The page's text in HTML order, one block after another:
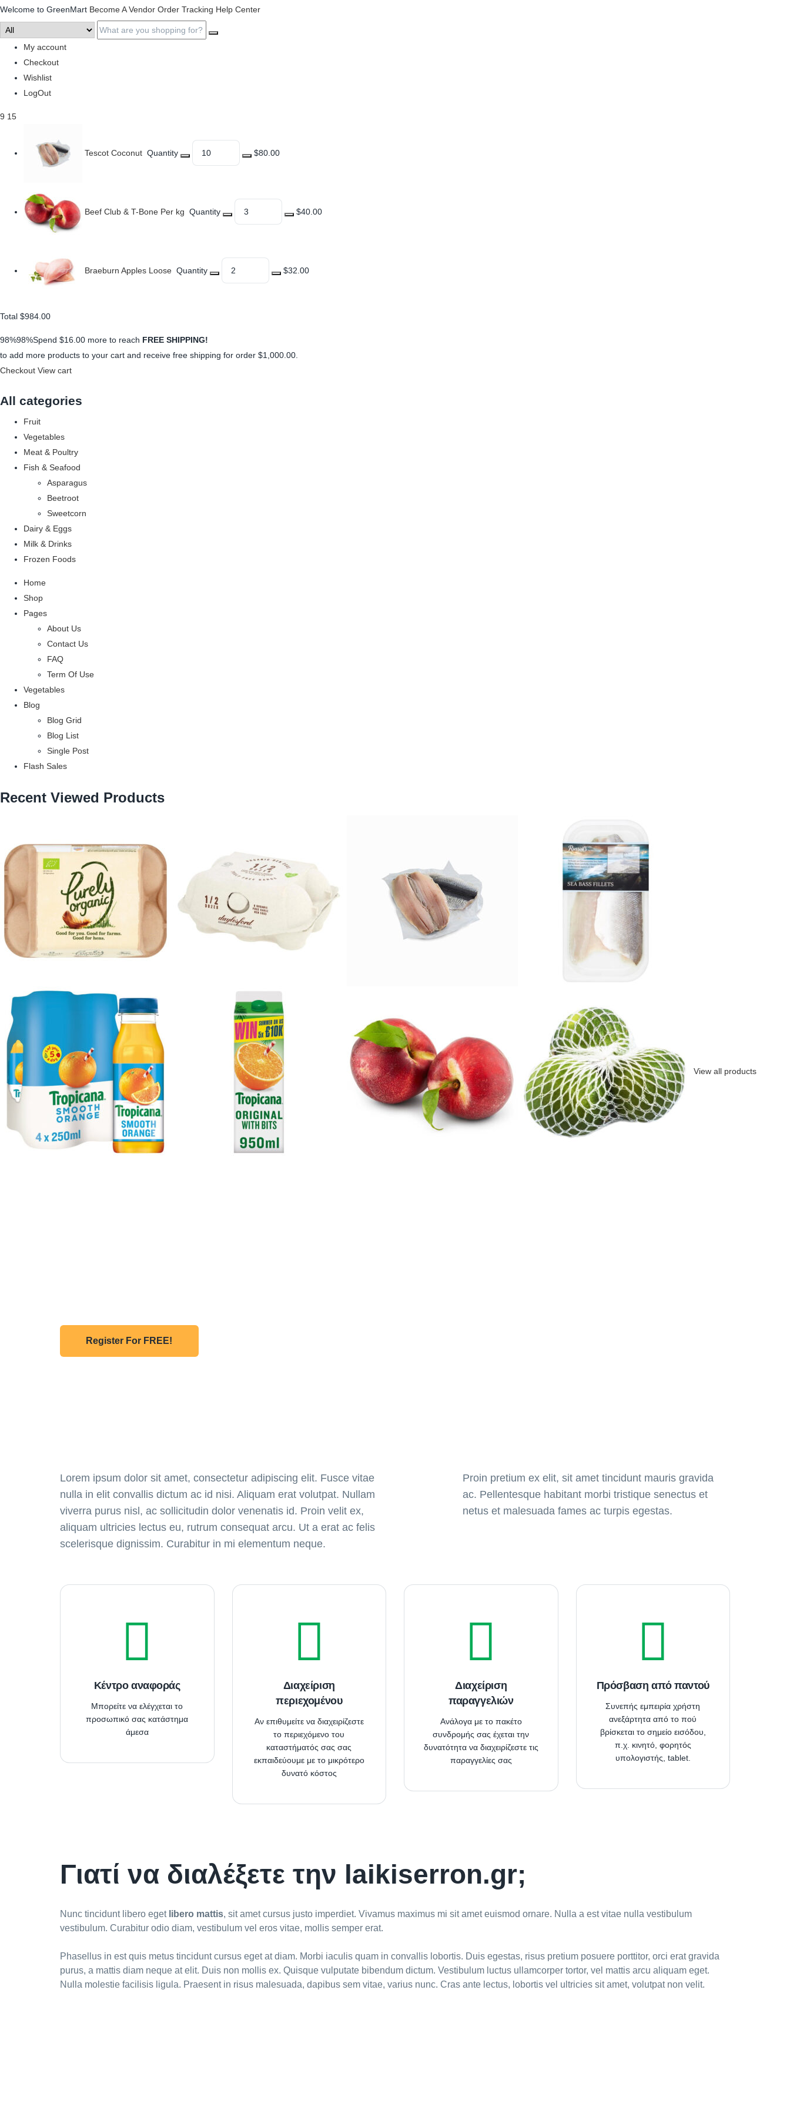
Welcome to GreenMart Become A Vendor Order Tracking Help Center
My account
Checkout
Wishlist
LogOut
9 15
Tescot Coconut Quantity $80.00
Beef Club & T-Bone Per kg Quantity $40.00
Braeburn Apples Loose Quantity $32.00
Total $984.00
98%98%Spend $16.00 more to reach FREE SHIPPING!
to add more products to your cart and receive free shipping for order $1,000.00
Checkout View cart
All categories
Fruit
Vegetables
Meat & Poultry
Fish & Seafood
Asparagus
Beetroot
Sweetcorn
Dairy & Eggs
Milk & Drinks
Frozen Foods
Home
Shop
Pages
About Us
Contact Us
FAQ
Term Of Use
Vegetables
Blog
Blog Grid
Blog List
Single Post
Flash Sales
Recent Viewed Products
View all products
Register For FREE!
Lorem ipsum dolor sit amet, consectetur adipiscing elit. Fusce vitae
nulla in elit convallis dictum ac id nisi. Aliquam erat volutpat. Nullam
viverra purus nisl, ac sollicitudin dolor venenatis id. Proin velit ex,
aliquam ultricies lectus eu, rutrum consequat arcu. Ut a erat ac felis
scelerisque dignissim. Curabitur in mi elementum neque.
Proin pretium ex elit, sit amet tincidunt mauris gravida
ac. Pellentesque habitant morbi tristique senectus et
netus et malesuada fames ac turpis egestas.
Κέντρο αναφοράς
Mπορείτε να ελέγχεται το
προσωπικό σας κατάστημα
άμεσα
Διαχείριση
περιεχομένου
Αν επιθυμείτε να διαχειρίζεστε
το περιεχόμενο του
καταστήματός σας σας
εκπαιδεύουμε με το μικρότερο
δυνατό κόστος
Διαχείριση
παραγγελιών
Ανάλογα με το πακέτο
συνδρομής σας έχεται την
δυνατότητα να διαχειρίζεστε τις
παραγγελίες σας
Πρόσβαση από παντού
Συνεπής εμπειρία χρήστη
ανεξάρτητα από το πού
βρίσκεται το σημείο εισόδου,
π.χ. κινητό, φορητός
υπολογιστής, tablet.
Γιατί να διαλέξετε την laikiserron.gr;
Nunc tincidunt libero eget libero mattis, sit amet cursus justo imperdiet. Vivamus maximus mi sit amet euismod ornare. Nulla a est vitae nulla vestibulum
vestibulum. Curabitur odio diam, vestibulum vel eros vitae, mollis semper erat.
Phasellus in est quis metus tincidunt cursus eget at diam. Morbi iaculis quam in convallis lobortis. Duis egestas, risus pretium posuere porttitor, orci erat gravida
purus, a mattis diam neque at elit. Duis non mollis ex. Quisque vulputate bibendum dictum. Vestibulum luctus ullamcorper tortor, vel mattis arcu aliquam eget.
Nulla molestie facilisis ligula. Praesent in risus malesuada, dapibus sem vitae, varius nunc. Cras ante lectus, lobortis vel ultricies sit amet, volutpat non velit.